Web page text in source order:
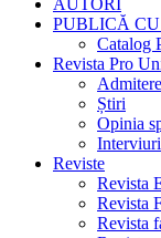
AUTORI
PUBLICĂ
Catalog
Revista Pro
Admitere
Știri
Opinia
Interviuri
Reviste
Revista
Revista
Revista